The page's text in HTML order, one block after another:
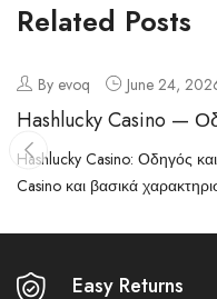
Related Posts
By evoq June 24,
Hashlucky Casino —
Hashlucky Casino: Οδηγός
Casino και βασικά
Easy Returns